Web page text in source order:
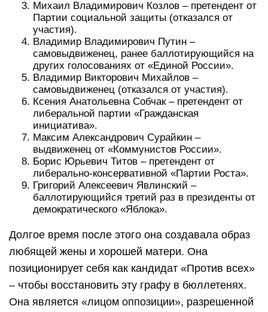
Михаил Владимирович Козлов – претендент от
Партии социальной защиты (отказался от
участия).
Владимир Владимирович Путин –
самовыдвиженец, ранее баллотирующийся на
других голосованиях от «Единой России».
Владимир Викторович Михайлов –
самовыдвиженец (отказался от участия).
Ксения Анатольевна Собчак – претендент от
либеральной партии «Гражданская
инициатива».
Максим Александрович Сурайкин –
выдвиженец от «Коммунистов России».
Борис Юрьевич Титов – претендент от
либерально-консервативной «Партии Роста».
Григорий Алексеевич Явлинский –
баллотирующийся третий раз в президенты от
демократического «Яблока».
Долгое время после этого она создавала образ
любящей жены и хорошей матери. Она
позиционирует себя как кандидат «Против всех»
– чтобы восстановить эту графу в бюллетенях.
Она является «лицом оппозиции», разрешенной